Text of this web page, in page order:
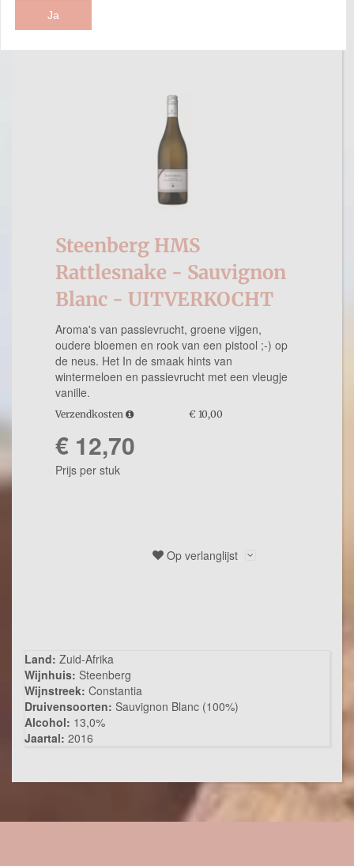
UITVERKOCHT
Steenberg HMS
Rattlesnake - Sauvignon
Blanc - UITVERKOCHT
Aroma's van passievrucht, groene vijgen,
oudere bloemen en rook van een pistool ;-) op
de neus. Het In de smaak hints van
wintermeloen en passievrucht met een vleugje
vanille.
Verzendkosten € 10,00
€ 12,70
Prijs per stuk
Op verlanglijst
Land: Zuid-Afrika
Wijnhuis: Steenberg
Wijnstreek: Constantia
Druivensoorten: Sauvignon Blanc (100%)
Alcohol: 13,0%
Jaartal: 2016
Ja